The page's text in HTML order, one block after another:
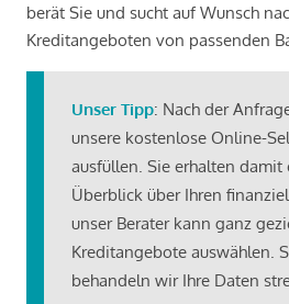
berät Sie und sucht auf Wunsch
Kreditangeboten von passenden
Unser Tipp: Nach der
unsere kostenlose Online-
ausfüllen. Sie erhalten damit
Überblick über Ihren
unser Berater kann ganz
Kreditangebote auswählen.
behandeln wir Ihre Daten